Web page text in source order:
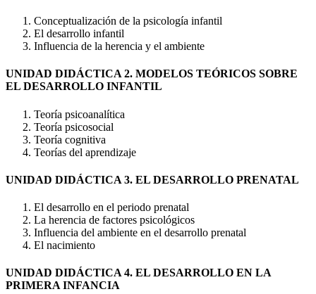
Conceptualización de la psicología infantil
El desarrollo infantil
Influencia de la herencia y el ambiente
UNIDAD DIDÁCTICA 2. MODELOS TEÓRICOS SOBRE
EL DESARROLLO INFANTIL
Teoría psicoanalítica
Teoría psicosocial
Teoría cognitiva
Teorías del aprendizaje
UNIDAD DIDÁCTICA 3. EL DESARROLLO PRENATAL
El desarrollo en el periodo prenatal
La herencia de factores psicológicos
Influencia del ambiente en el desarrollo prenatal
El nacimiento
UNIDAD DIDÁCTICA 4. EL DESARROLLO EN LA
PRIMERA INFANCIA